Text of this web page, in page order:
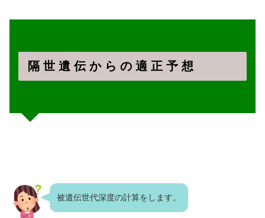
隔 世 遺 伝 か ら の 適 正 予 想
被遺伝世代深度の計算をします。